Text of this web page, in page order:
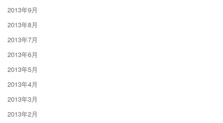
2013年9月
2013年8月
2013年7月
2013年6月
2013年5月
2013年4月
2013年3月
2013年2月